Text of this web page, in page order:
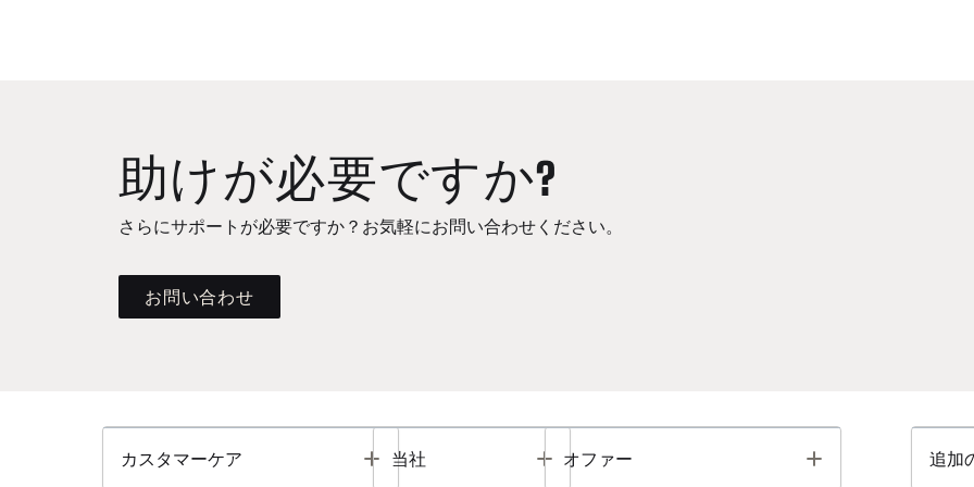
助けが必要ですか?
さらにサポートが必要ですか？お気軽にお問い合わせください。
お問い合わせ
カスタマーケア Toggle
当社 Toggle
オファー Toggle 追加